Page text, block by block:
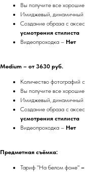
Вы получите все
Имиджевый, динамичный
Создание образа с
усмотрения стилиста
Видеопроходка – Нет
Medium – от 3630 руб.
Количество фотографий
Вы получите все
Имиджевый, динамичный
Создание образа с
усмотрения стилиста
Видеопроходка – Нет
Предметная съёмка:
Тариф "На белом фоне"